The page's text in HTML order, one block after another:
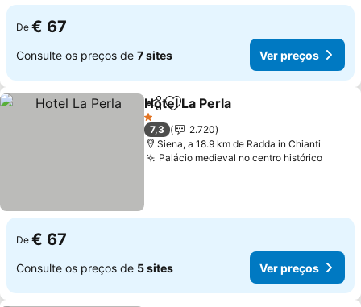
De € 67
Consulte os preços de 7 sites Ver preços
PartilharAdicionar aos favoritos
Hotel La Perla
1 Estrelas
7,3
2.720
Siena, a 18.9 km de Radda in Chianti
Palácio medieval no centro histórico
De € 67
Consulte os preços de 5 sites Ver preços